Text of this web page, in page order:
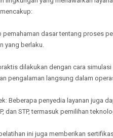
pemahaman dasar tentang proses
yang berlaku.
dilakukan dengan cara
pengalaman langsung dalam
Beberapa penyedia layanan juga
dan STP, termasuk pemilihan
ini juga memberikan